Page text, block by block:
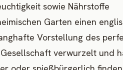
sowie Nährstoffe
Garten einen
Vorstellung des
verwurzelt und